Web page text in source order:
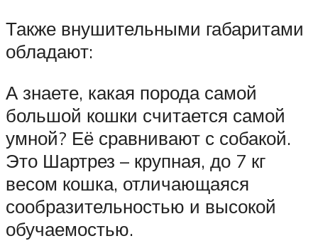
Также внушительными габаритами
обладают:
А знаете, какая порода самой
большой кошки считается самой
умной? Её сравнивают с собакой.
Это Шартрез – крупная, до 7 кг
весом кошка, отличающаяся
сообразительностью и высокой
обучаемостью.